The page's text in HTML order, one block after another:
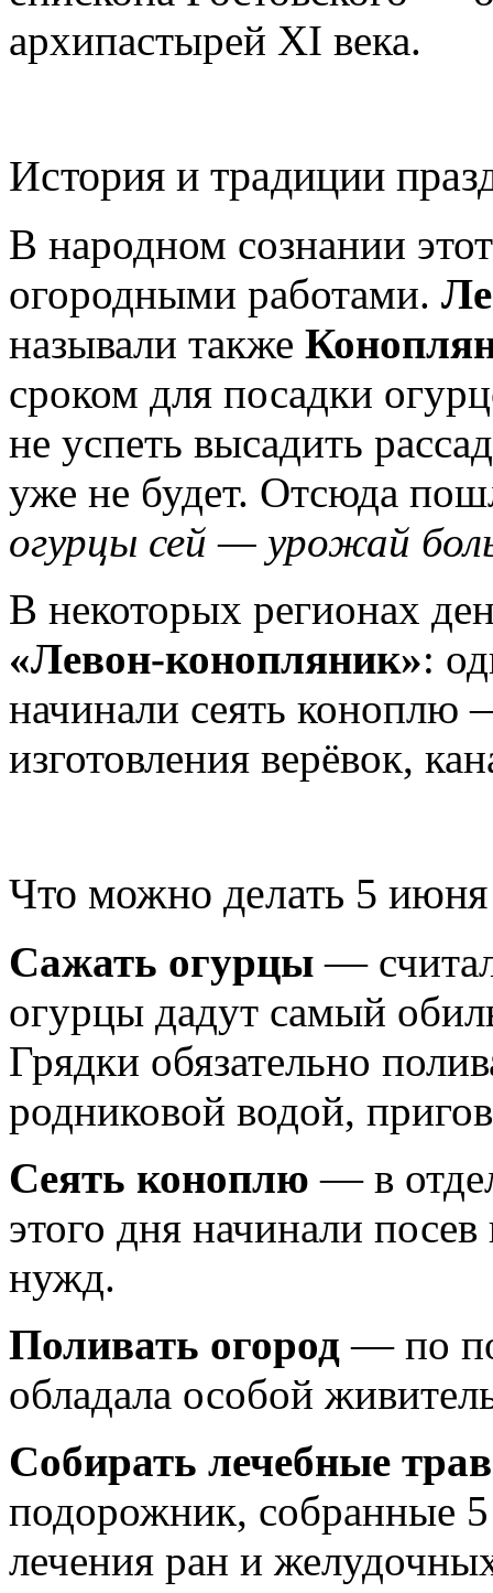
архипастырей XI века.
История и традиции
В народном сознании
огородными работами.
называли также
сроком для посадки
не успеть высадить
уже не будет. Отсюда
огурцы сей — урожай
В некоторых регионах
«Левон‑конопляник»:
начинали сеять коноплю
изготовления верёвок,
Что можно делать 5 июня
Сажать огурцы —
огурцы дадут самый
Грядки обязательно
родниковой водой,
Сеять коноплю — в
этого дня начинали
нужд.
Поливать огород — по
обладала особой
Собирать лечебные
подорожник, собранные
лечения ран и